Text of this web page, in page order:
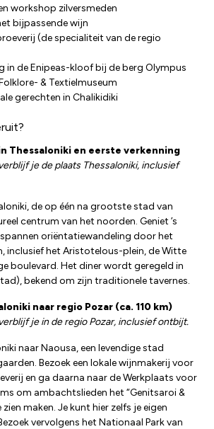
workshop zilversmeden
bijpassende wijn
(de specialiteit van de regio
in de Enipeas-kloof bij de berg Olympus
& Textielmuseum
gerechten in Chalikidiki
Thessaloniki en eerste verkenning
je de plaats Thessaloniki, inclusief
de op één na grootste stad van
centrum van het noorden. Geniet ’s
oriëntatiewandeling door het
inclusief het Aristotelous-plein, de Witte
boulevard. Het diner wordt geregeld in
bekend om zijn traditionele tavernes.
naar regio Pozar (ca. 110 km)
je in de regio Pozar, inclusief ontbijt.
naar Naousa, een levendige stad
Bezoek een lokale wijnmakerij voor
en ga daarna naar de Werkplaats voor
om ambachtslieden het “Genitsaroi &
maken. Je kunt hier zelfs je eigen
vervolgens het Nationaal Park van